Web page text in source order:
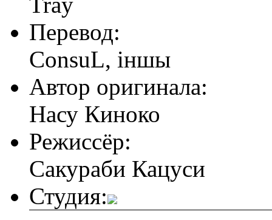
Перевод:
ConsuL, iншы
Автор оригинала:
Насу Киноко
Режиссёр:
Сакураби Кацуси
Студия: